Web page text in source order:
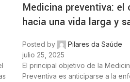
Medicina preventiva: el
hacia una vida larga y
Posted by
Pilares da Saúde
julio 25, 2025
El principal objetivo de la
Preventiva es anticiparse a la